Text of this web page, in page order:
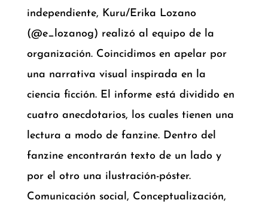
independiente, Kuru/Erika Lozano
(@e_lozanog) realizó al equipo de la
organización. Coincidimos en apelar por
una narrativa visual inspirada en la
ciencia ficción. El informe está dividido en
cuatro anecdotarios, los cuales tienen una
lectura a modo de fanzine. Dentro del
fanzine encontrarán texto de un lado y
por el otro una ilustración-póster.
Comunicación social, Conceptualización,